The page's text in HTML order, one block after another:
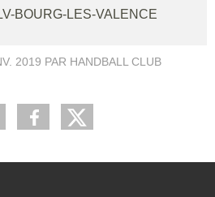
BOURG-LES-VALENCE
2019 PAR HANDBALL CLUB